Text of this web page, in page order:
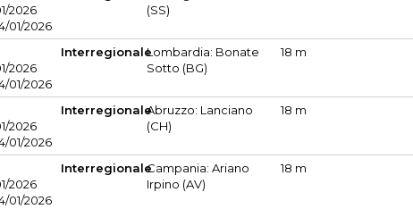
2026
01/2026
(SS)
2026
01/2026
InterregionaleLombardia: Bonate
Sotto (BG)
18 m
2026
01/2026
InterregionaleAbruzzo: Lanciano
(CH)
18 m
2026
01/2026
InterregionaleCampania: Ariano
Irpino (AV)
18 m